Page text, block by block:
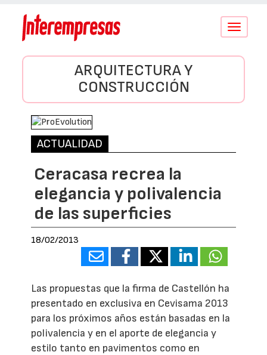
Conmutar
ARQUITECTURA Y
CONSTRUCCIÓN
ACTUALIDAD
Ceracasa recrea la
elegancia y polivalencia
de las superficies
18/02/2013
Las propuestas que la firma de Castellón ha
presentado en exclusiva en Cevisama 2013
para los próximos años están basadas en la
polivalencia y en el aporte de elegancia y
estilo tanto en pavimentos como en